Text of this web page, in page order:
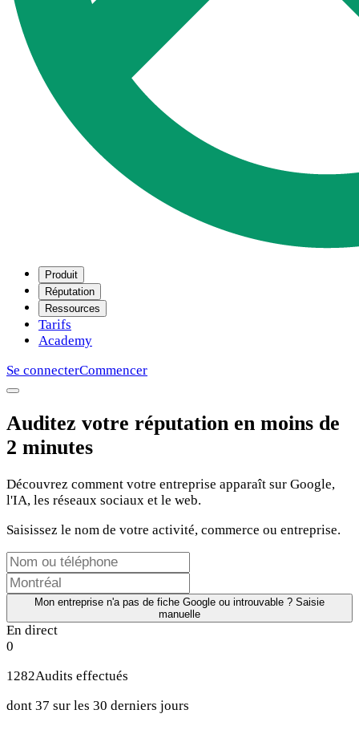
Produit
Réputation
Ressources
Tarifs
Academy
Se connecterCommencer
Auditez votre réputation en moins de
2 minutes
Découvrez comment votre entreprise apparaît sur Google,
l'IA, les réseaux sociaux et le web.
Saisissez le nom de votre activité, commerce ou entreprise.
Mon entreprise n'a pas de fiche Google ou introuvable ? Saisie
manuelle
En direct
0
1282Audits effectués
dont 37 sur les 30 derniers jours